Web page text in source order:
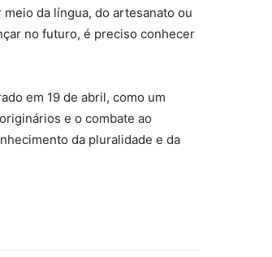
da língua, do artesanato ou
no futuro, é preciso conhecer
em 19 de abril, como um
e o combate ao
da pluralidade e da